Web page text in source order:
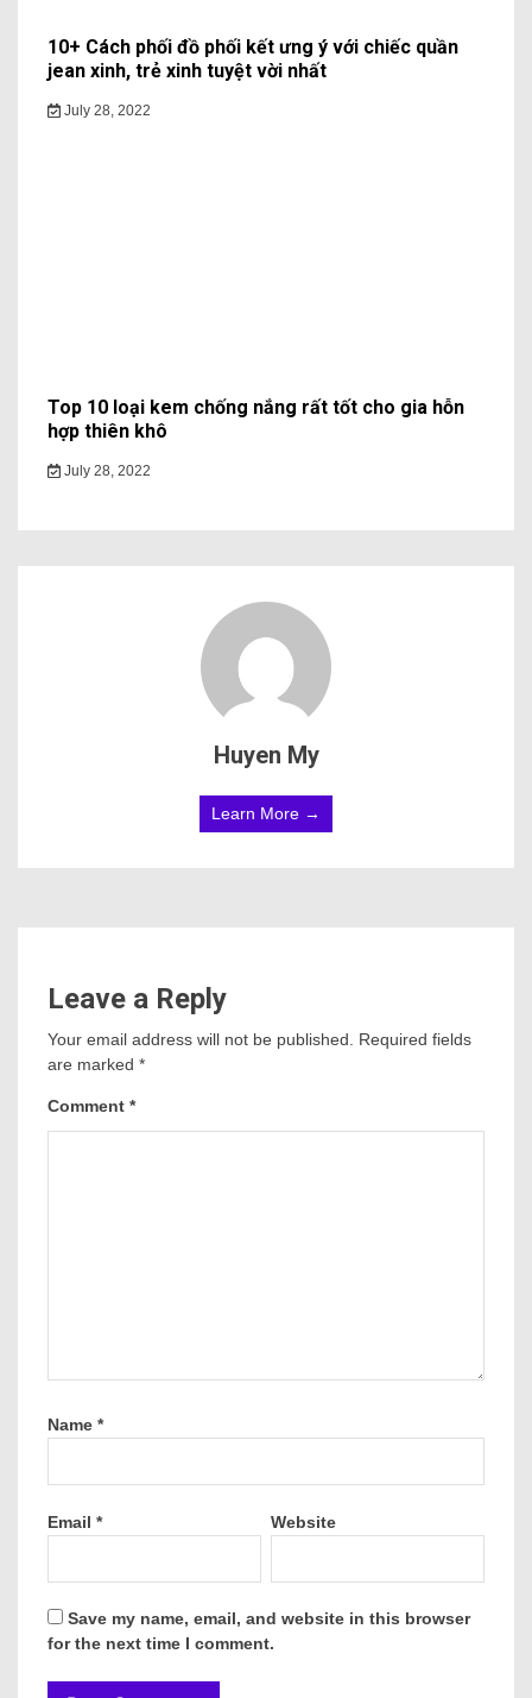
10+ Cách phối đồ phối kết ưng ý với chiếc quần
jean xinh, trẻ xinh tuyệt vời nhất
July 28, 2022
Top 10 loại kem chống nắng rất tốt cho gia hỗn
hợp thiên khô
July 28, 2022
Huyen My
Learn More →
Leave a Reply
Your email address will not be published. Required fields
are marked *
Comment *
Name *
Email * Website
Save my name, email, and website in this browser
for the next time I comment.